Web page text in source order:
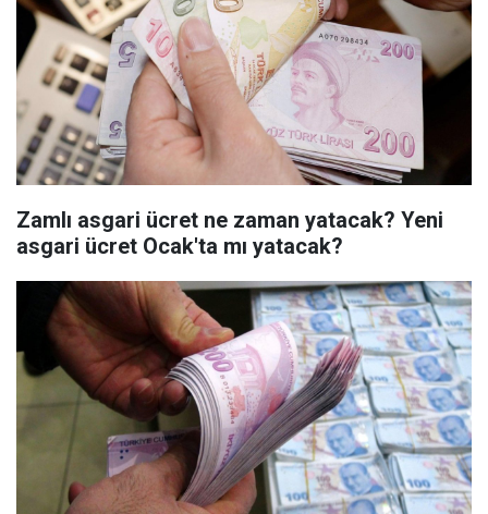
Zamlı asgari ücret ne zaman yatacak? Yeni
asgari ücret Ocak'ta mı yatacak?